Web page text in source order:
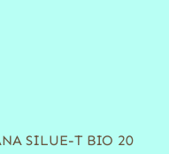
SILUE-T BIO 20